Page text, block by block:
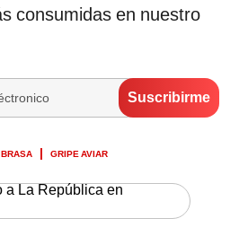
consumidas en nuestro
GRIPE AVIAR
a La República en